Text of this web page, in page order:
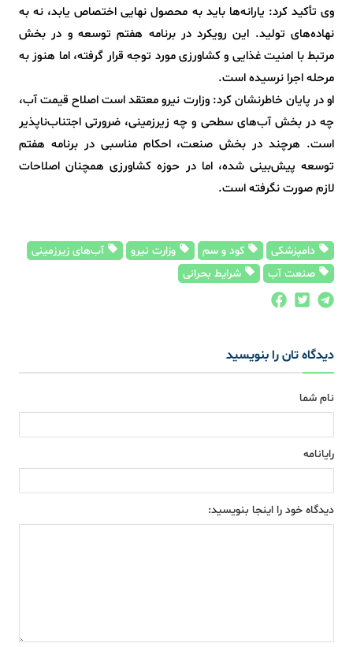
وی تأکید کرد: یارانه‌ها باید به محصول نهایی اختصاص یابد، نه به
نهاده‌های تولید. این رویکرد در برنامه هفتم توسعه و در بخش
مرتبط با امنیت غذایی و کشاورزی مورد توجه قرار گرفته، اما هنوز به
مرحله اجرا نرسیده است.
او در پایان خاطرنشان کرد: وزارت نیرو معتقد است اصلاح قیمت آب،
چه در بخش آب‌های سطحی و چه زیرزمینی، ضرورتی اجتناب‌ناپذیر
است. هرچند در بخش صنعت، احکام مناسبی در برنامه هفتم
توسعه پیش‌بینی شده، اما در حوزه کشاورزی همچنان اصلاحات
لازم صورت نگرفته است.
دامپزشکی کود و سم وزارت نیرو
آب‌های زیرزمینی
صنعت آب
شرایط بحرانی
دیدگاه تان را بنویسید
نام شما
رایانامه
دیدگاه خود را اینجا بنویسید: